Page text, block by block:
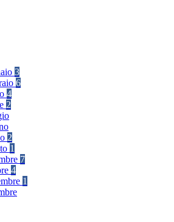
3
6
4
2
2
1
7
4
1